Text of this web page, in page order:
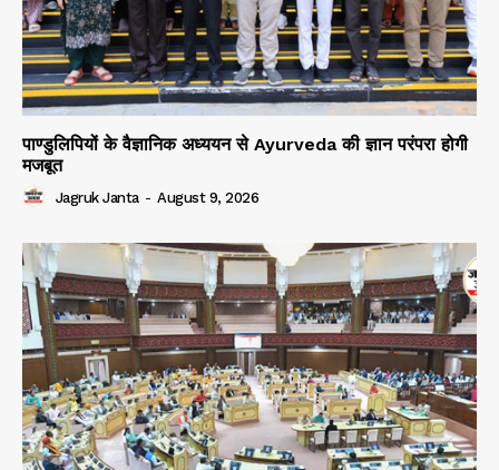
पाण्डुलिपियों के वैज्ञानिक अध्ययन से Ayurveda की ज्ञान परंपरा होगी
मजबूत
Jagruk Janta - August 9, 2026